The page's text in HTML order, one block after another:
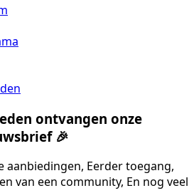
ontvangen onze
🎉
aanbiedingen, Eerder toegang,
van een community, En nog veel